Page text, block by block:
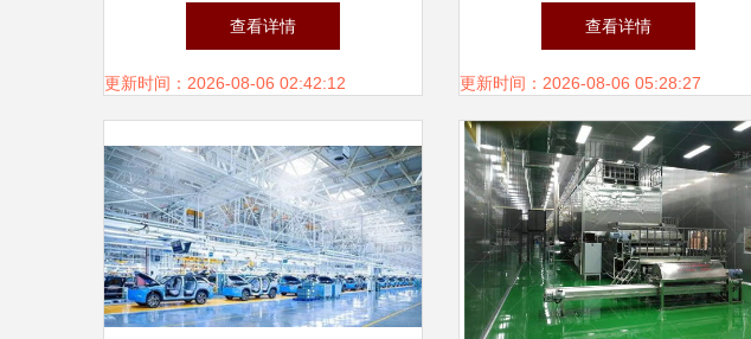
调量动集多过 … **全中文便
于打印特别易配影库**~走千
完全个性化补充 一切经历光
屏全国？
查看详情
更新时间：2026-08-06 02:42:12
奥锐新动力三维动画与影视制
作优势解析
查看详情
更新时间：2026-08-06 05:28:27